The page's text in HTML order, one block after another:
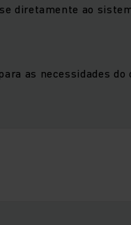
diretamente ao
as necessidades do